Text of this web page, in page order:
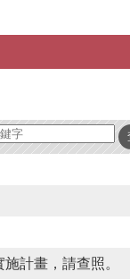
計畫，請查照。